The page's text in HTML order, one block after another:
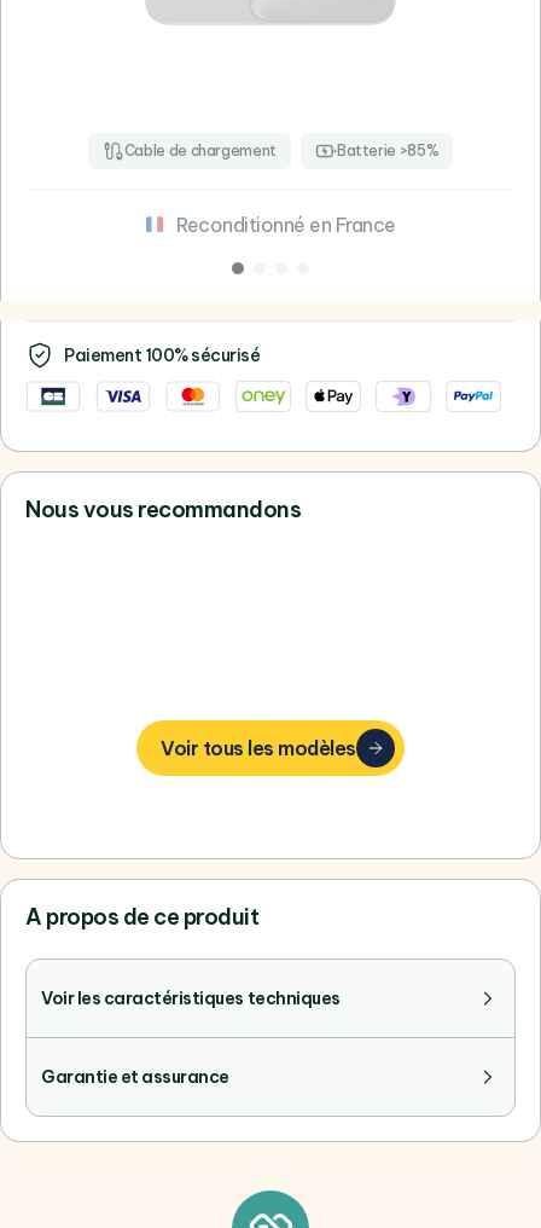
Cable de chargement Batterie >85%
Reconditionné en France
Paiement 100% sécurisé
Nous vous recommandons
Voir tous les modèles
A propos de ce produit
Voir les caractéristiques techniques
Garantie et assurance